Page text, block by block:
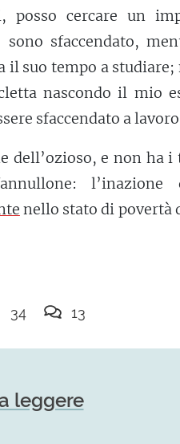
posso cercare un
sfaccendato,
il suo tempo a studiare;
nascondo il mio
sfaccendato a
dell’ozioso, e non ha
l’inazione
nello stato di povertà
34 13
leggere